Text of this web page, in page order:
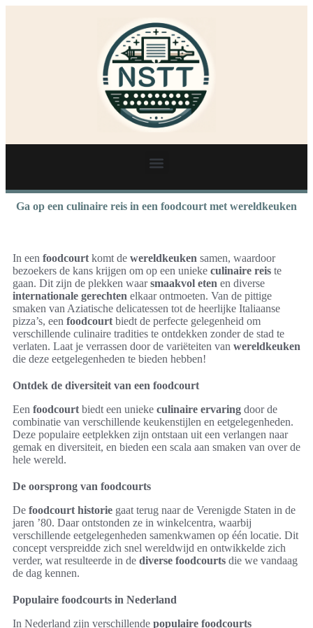
Ga op een culinaire reis in een foodcourt met wereldkeuken
In een foodcourt komt de wereldkeuken samen, waardoor
bezoekers de kans krijgen om op een unieke culinaire reis te
gaan. Dit zijn de plekken waarsmaakvol eten en diverse
internationale gerechten elkaar ontmoeten. Van de pittige
smaken van Aziatische delicatessen tot de heerlijke Italiaanse
pizza’s, een foodcourt biedt de perfecte gelegenheid om
verschillende culinaire tradities te ontdekken zonder de stad te
verlaten. Laat je verrassen door de variëteiten van wereldkeuken
die deze eetgelegenheden te bieden hebben!
Ontdek de diversiteit van een foodcourt
Een foodcourt biedt een unieke culinaire ervaring door de
combinatie van verschillende keukenstijlen en eetgelegenheden.
Deze populaire eetplekken zijn ontstaan uit een verlangen naar
gemak en diversiteit, en bieden een scala aan smaken van over de
hele wereld.
De oorsprong van foodcourts
De foodcourt historie gaat terug naar de Verenigde Staten in de
jaren ’80. Daar ontstonden ze in winkelcentra, waarbij
verschillende eetgelegenheden samenkwamen op één locatie. Dit
concept verspreidde zich snel wereldwijd en ontwikkelde zich
verder, wat resulteerde in de diverse foodcourts die we vandaag
de dag kennen.
Populaire foodcourts in Nederland
In Nederland zijn verschillende populaire foodcourts